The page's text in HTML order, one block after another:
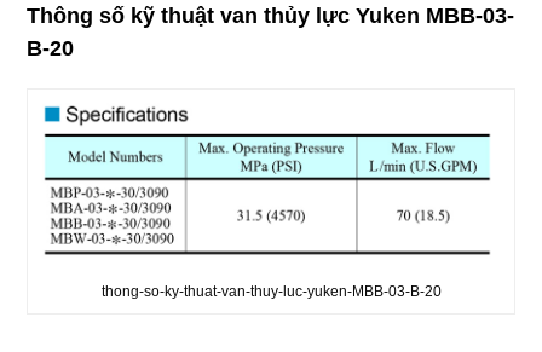
Thông số kỹ thuật van thủy lực Yuken MBB-03-
B-20
thong-so-ky-thuat-van-thuy-luc-yuken-MBB-03-B-20